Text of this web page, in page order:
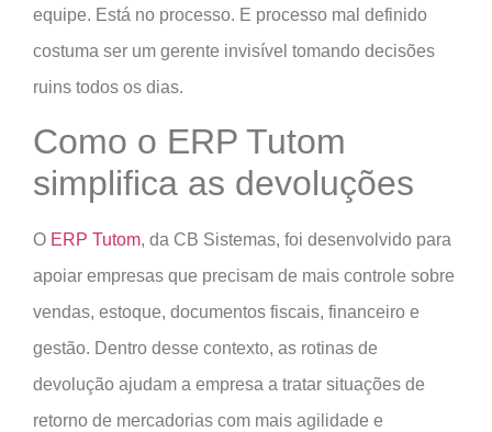
equipe. Está no processo. E processo mal definido
costuma ser um gerente invisível tomando decisões
ruins todos os dias.
Como o ERP Tutom
simplifica as devoluções
O ERP Tutom, da CB Sistemas, foi desenvolvido para
apoiar empresas que precisam de mais controle sobre
vendas, estoque, documentos fiscais, financeiro e
gestão. Dentro desse contexto, as rotinas de
devolução ajudam a empresa a tratar situações de
retorno de mercadorias com mais agilidade e